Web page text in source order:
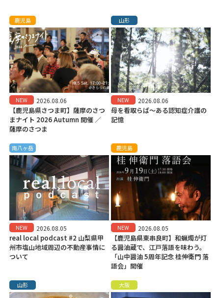
鹿児島
NEW 2026.08.06
【鹿児島県さつま町】薩摩のさつ
まナイト 2026 Autumn 開催 ／
薩摩のさつま
山形
NEW 2026.08.06
母を看取らば～ある認知症介護の
記憶
南八ヶ岳
NEW 2026.08.05
real local podcast #2 山梨県甲
州市塩山地域周辺の不動産事情に
ついて
鹿児島
NEW 2026.08.05
【鹿児島県東串良町】和蝋燭が灯
る醤油蔵で、江戸落語を味わう。
「山中醤油 5周年記念 桂伸衛門 落
語会」開催
山形 大阪